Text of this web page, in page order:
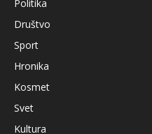
Politika
Društvo
Sport
Hronika
Kosmet
Svet
Kultura